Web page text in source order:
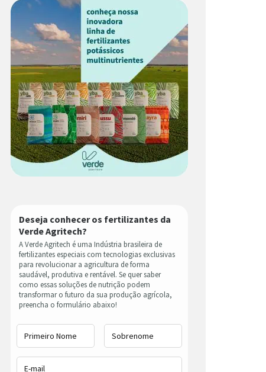
Deseja conhecer os fertilizantes da
Verde Agritech?
A Verde Agritech é uma Indústria brasileira de
fertilizantes especiais com tecnologias exclusivas
para revolucionar a agricultura de forma
saudável, produtiva e rentável. Se quer saber
como essas soluções de nutrição podem
transformar o futuro da sua produção agrícola,
preencha o formulário abaixo!